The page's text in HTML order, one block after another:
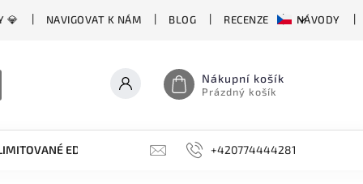
💎 NAVIGOVAT K NÁM BLOG RECENZE NÁVODY
Nákupní košík
Prázdný košík
EDICE BROUSKY, BRUSKY, OCÍLKY
+420774444281